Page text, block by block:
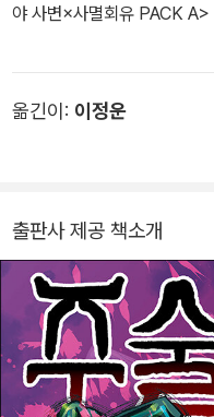
야 사변×사멸회유 PACK A>
옮긴이: 이정운
출판사 제공 책소개